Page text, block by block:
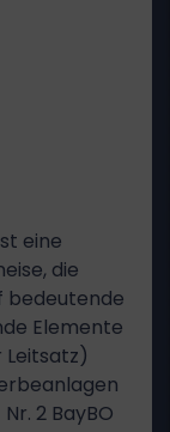
eine
die
bedeutende
Elemente
Leitsatz)
2 BayBO